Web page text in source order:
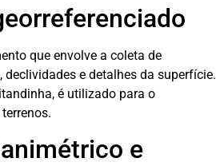
que envolve a coleta de
e detalhes da superfície.
é utilizado para o
e